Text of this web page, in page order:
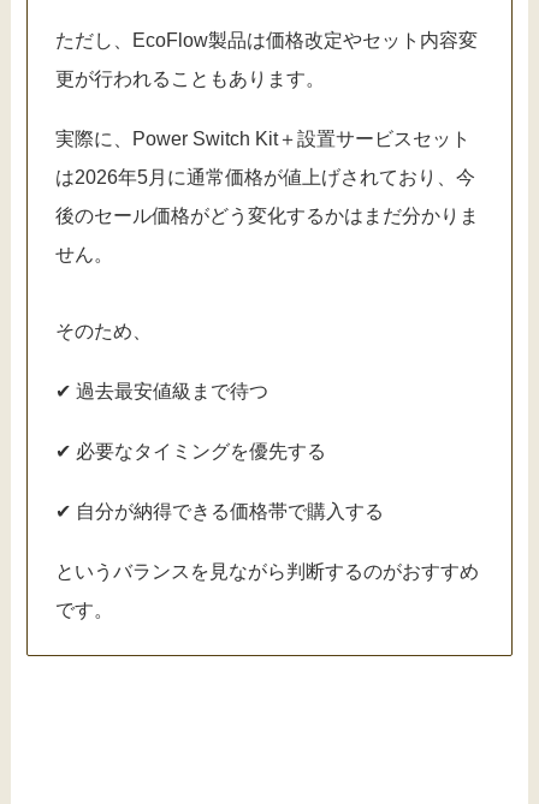
ただし、EcoFlow製品は価格改定やセット内容変
更が行われることもあります。
実際に、Power Switch Kit＋設置サービスセット
は2026年5月に通常価格が値上げされており、今
後のセール価格がどう変化するかはまだ分かりま
せん。
そのため、
✔ 過去最安値級まで待つ
✔ 必要なタイミングを優先する
✔ 自分が納得できる価格帯で購入する
というバランスを見ながら判断するのがおすすめ
です。